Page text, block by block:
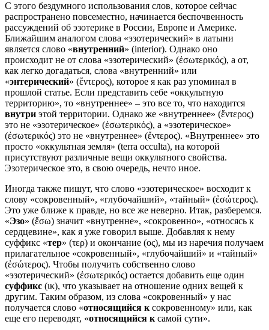
С этого бездумного использования слов, которое сейчас
распространено повсеместно, начинается беспочвенность
рассуждений об эзотерике в России, Европе и Америке.
Ближайшим аналогом слова «эзотерический» в латыни
является слово «внутренний» (interior). Однако оно
происходит не от слова «эзотерический» (ἐσωτερικός), а от,
как легко догадаться, слова «внутренний» или
«энтерический» (ἔντερος), которое я как раз упоминал в
прошлой статье. Если представить себе «оккультную
территорию», то «внутреннее» – это все то, что находится
внутри этой территории. Однако же «внутреннее» (ἔντερος)
это не «эзотерическое» (ἐσωτερικός), а «эзотерическое»
(ἐσωτερικός) это не «внутреннее» (ἔντερος). «Внутреннее» это
просто «оккультная земля» (terra occulta), на которой
присутствуют различные вещи оккультного свойства.
Эзотерическое это, в свою очередь, нечто иное.
Иногда также пишут, что слово «эзотерическое» восходит к
слову «сокровенный», «глубочайший», «тайный» (ἐσώτερος).
Это уже ближе к правде, но все же неверно. Итак, разберемся.
«Эзо» (ἔσω) значит «внутренне», «сокровенно», «относясь к
сердцевине», как я уже говорил выше. Добавляя к нему
суффикс «тер» (τερ) и окончание (oς), мы из наречия получаем
прилагательное «сокровенный», «глубочайший» и «тайный»
(ἐσώτερος). Чтобы получить собственно слово
«эзотерический» (ἐσωτερικός) остается добавить еще один
суффикс (ικ), что указывает на отношение одних вещей к
другим. Таким образом, из слова «сокровенный» у нас
получается слово «относящийся к сокровенному» или, как
еще его переводят, «относящийся к самой сути».